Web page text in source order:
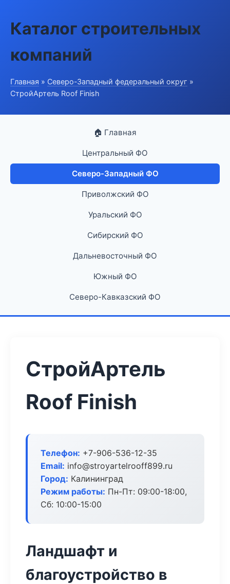
Каталог строительных
компаний
Главная » Северо-Западный федеральный округ »
СтройАртель Roof Finish
🏠 Главная
Центральный ФО
Северо-Западный ФО
Приволжский ФО
Уральский ФО
Сибирский ФО
Дальневосточный ФО
Южный ФО
Северо-Кавказский ФО
СтройАртель
Roof Finish
Телефон: +7-906-536-12-35
Email: info@stroyartelrooff899.ru
Город: Калининград
Режим работы: Пн-Пт: 09:00-18:00,
Сб: 10:00-15:00
Ландшафт и
благоустройство в